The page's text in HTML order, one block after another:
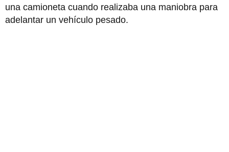
una camioneta cuando realizaba una maniobra para
adelantar un vehículo pesado.